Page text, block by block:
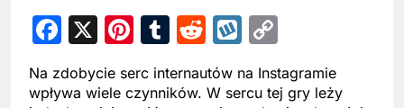
Facebook
X Pinterest
Tumblr
RedditWykop
Link
Na zdobycie serc internautów na Instagramie
wpływa wiele czynników. W sercu tej gry leży